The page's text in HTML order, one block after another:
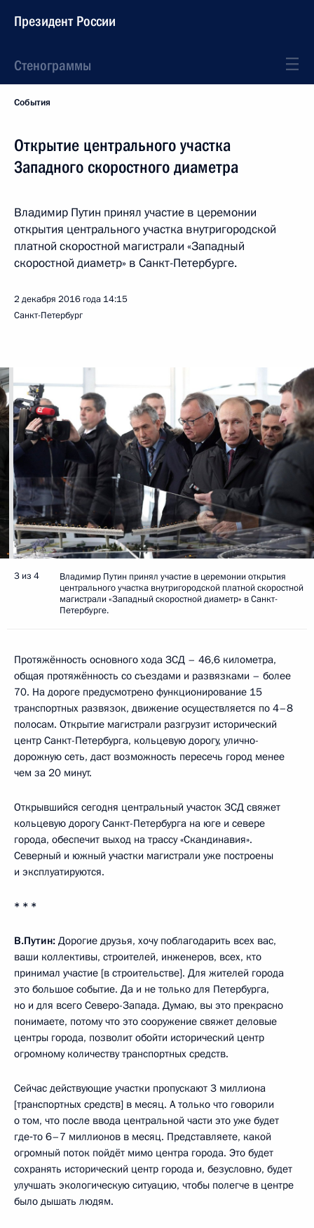
Президент России
Стенограммы
События
Открытие центрального участка
Западного скоростного диаметра
Владимир Путин принял участие в церемонии
открытия центрального участка внутригородской
платной скоростной магистрали «Западный
скоростной диаметр» в Санкт-Петербурге.
2 декабря 2016 года 14:15
Санкт-Петербург
3 из 4
Владимир Путин принял участие в церемонии открытия
центрального участка внутригородской платной скоростной
магистрали «Западный скоростной диаметр» в Санкт-
Петербурге.
Протяжённость основного хода ЗСД – 46,6 километра,
общая протяжённость со съездами и развязками – более
70. На дороге предусмотрено функционирование 15
транспортных развязок, движение осуществляется по 4–8
полосам. Открытие магистрали разгрузит исторический
центр Санкт-Петербурга, кольцевую дорогу, улично-
дорожную сеть, даст возможность пересечь город менее
чем за 20 минут.
Открывшийся сегодня центральный участок ЗСД свяжет
кольцевую дорогу Санкт-Петербурга на юге и севере
города, обеспечит выход на трассу «Скандинавия».
Северный и южный участки магистрали уже построены
и эксплуатируются.
* * *
В.Путин: Дорогие друзья, хочу поблагодарить всех вас,
ваши коллективы, строителей, инженеров, всех, кто
принимал участие [в строительстве]. Для жителей города
это большое событие. Да и не только для Петербурга,
но и для всего Северо-Запада. Думаю, вы это прекрасно
понимаете, потому что это сооружение свяжет деловые
центры города, позволит обойти исторический центр
огромному количеству транспортных средств.
Сейчас действующие участки пропускают 3 миллиона
[транспортных средств] в месяц. А только что говорили
о том, что после ввода центральной части это уже будет
где‑то 6–7 миллионов в месяц. Представляете, какой
огромный поток пойдёт мимо центра города. Это будет
сохранять исторический центр города и, безусловно, будет
улучшать экологическую ситуацию, чтобы полегче в центре
было дышать людям.